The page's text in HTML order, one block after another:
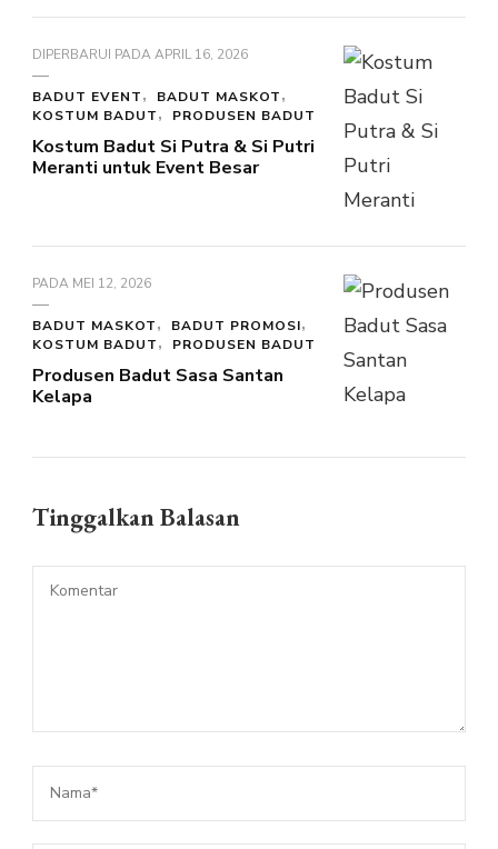
DIPERBARUI PADAAPRIL 16, 2026
BADUT EVENT
BADUT MASKOT
KOSTUM BADUT
PRODUSEN BADUT
Kostum Badut Si Putra & Si Putri
Meranti untuk Event Besar
PADA MEI 12, 2026
BADUT MASKOT
BADUT PROMOSI
KOSTUM BADUT
PRODUSEN BADUT
Produsen Badut Sasa Santan
Kelapa
Tinggalkan Balasan